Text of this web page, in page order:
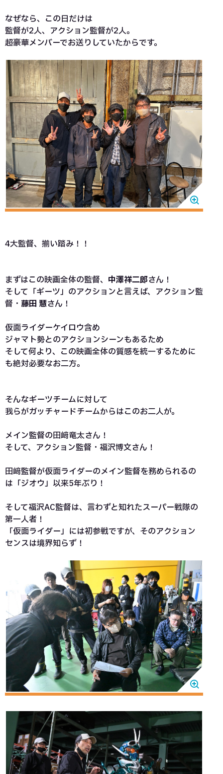
なぜなら、この日だけは
監督が2人、アクション監督が2人。
超豪華メンバーでお送りしていたからです。
4大監督、揃い踏み！！
まずはこの映画全体の監督、 中澤祥二郎さん！
そして「ギーツ」のアクションと言えば、アクション監
督・ 藤田 慧さん！
仮面ライダーケイロウ含め
ジャマト勢とのアクションシーンもあるため
そして何より、この映画全体の質感を統一するために
も絶対必要なお二方。
そんなギーツチームに対して
我らがガッチャードチームからはこのお二人が。
メイン監督の田﨑竜太さん！
そして、アクション監督・福沢博文さん！
田﨑監督が仮面ライダーのメイン監督を務められるの
は「ジオウ」以来5年ぶり！
そして福沢AC監督は、言わずと知れたスーパー戦隊の
第一人者！
「仮面ライダー」には初参戦ですが、そのアクション
センスは境界知らず！